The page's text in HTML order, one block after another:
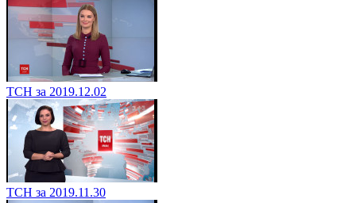
ТСН за 2019.12.02
ТСН за 2019.11.30